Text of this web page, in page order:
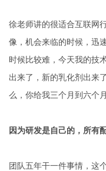
徐老师讲的很适合互联网
像，机会来临的时候，迅
时候比较难，今天我的技
出来了，新的乳化剂出来
么，你给我三个月到六个
因为研发是自己的，所有
团队五年干一件事情，这